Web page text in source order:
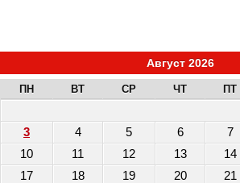
Август 2026
ПН ВТ СР ЧТ ПТ
3
4 5 6 7
10
11 12 13 14
17
18 19 20 21